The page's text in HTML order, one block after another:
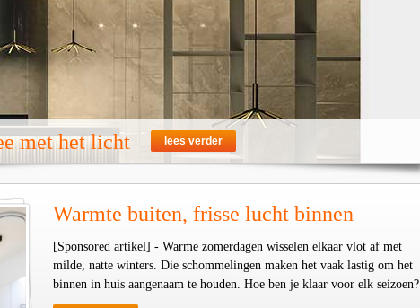
met het licht lees verder
Warmte buiten, frisse lucht binnen
[Sponsored artikel] - Warme zomerdagen wisselen elkaar vlot af met
milde, natte winters. Die schommelingen maken het vaak lastig om het
binnen in huis aangenaam te houden. Hoe ben je klaar voor elk seizoen?